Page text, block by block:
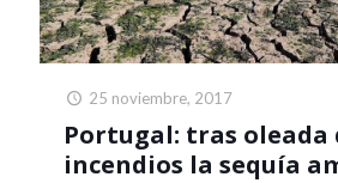
25 noviembre, 2017
Portugal: tras oleada
incendios la sequía